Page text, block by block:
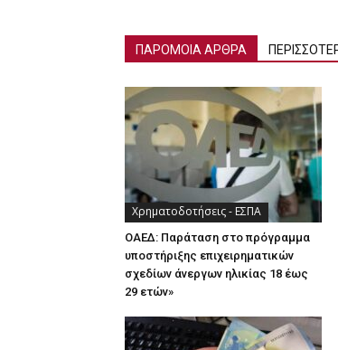
ΠΑΡΟΜΟΙΑ ΑΡΘΡΑ
Χρηματοδοτήσεις - ΕΣΠΑ
ΟΑΕΔ: Παράταση στο πρόγραμμα
υποστήριξης επιχειρηματικών
σχεδίων άνεργων ηλικίας 18 έως
29 ετών»